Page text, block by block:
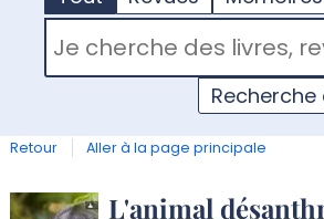
RECHERCHER DANS "TOUT"
Retour Aller à la page principale
L'animal